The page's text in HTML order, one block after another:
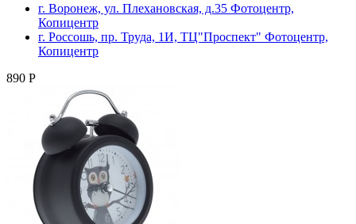
г. Воронеж, ул. Плехановская, д.35 Фотоцентр,
Копицентр
г. Россошь, пр. Труда, 1И, ТЦ"Проспект" Фотоцентр,
Копицентр
890 Р